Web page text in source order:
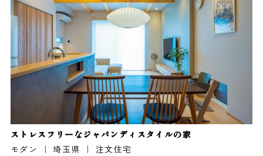
ストレスフリーなジャパンディスタイルの家
モダン ｜ 埼玉県 ｜ 注文住宅